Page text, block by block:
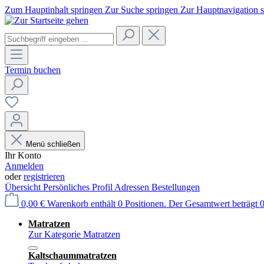
Zum Hauptinhalt springen Zur Suche springen Zur Hauptnavigation
Termin buchen
Menü schließen
Ihr Konto
Anmelden
oderregistrieren
Übersicht Persönliches Profil Adressen Bestellungen
0,00 € Warenkorb enthält 0 Positionen. Der Gesamtwert beträgt
Matratzen
Zur Kategorie Matratzen
Kaltschaummatratzen